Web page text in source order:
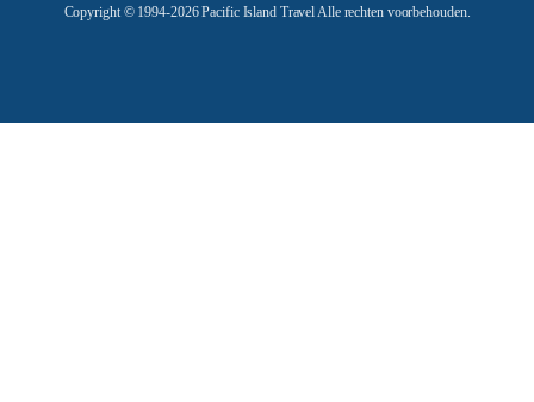
Copyright © 1994-2026 Pacific Island Travel Alle rechten voorbehouden.